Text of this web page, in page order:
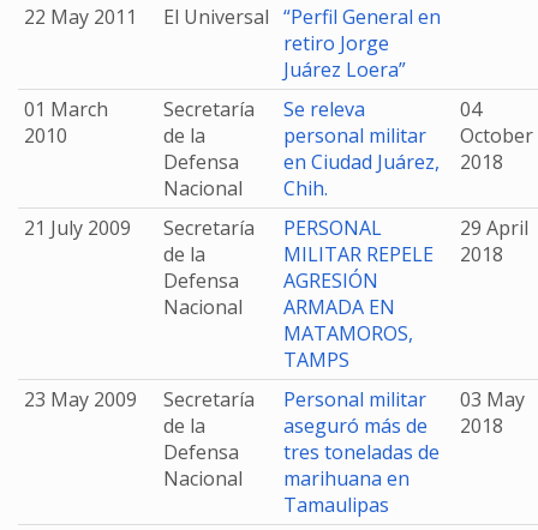
22 May 2011
El Universal “Perfil General en
retiro Jorge
Juárez Loera”
01 March
2010
Secretaría
de la
Defensa
Nacional
Se releva
personal militar
en Ciudad Juárez,
Chih.
04
October
2018
21 July 2009
Secretaría
de la
Defensa
Nacional
PERSONAL
MILITAR REPELE
AGRESIÓN
ARMADA EN
MATAMOROS,
TAMPS
29 April
2018
23 May 2009
Secretaría
de la
Defensa
Nacional
Personal militar
aseguró más de
tres toneladas de
marihuana en
Tamaulipas
03 May
2018